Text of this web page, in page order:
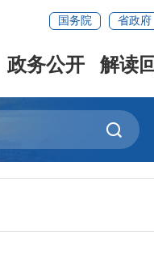
国务院 省政府
政务公开 解读